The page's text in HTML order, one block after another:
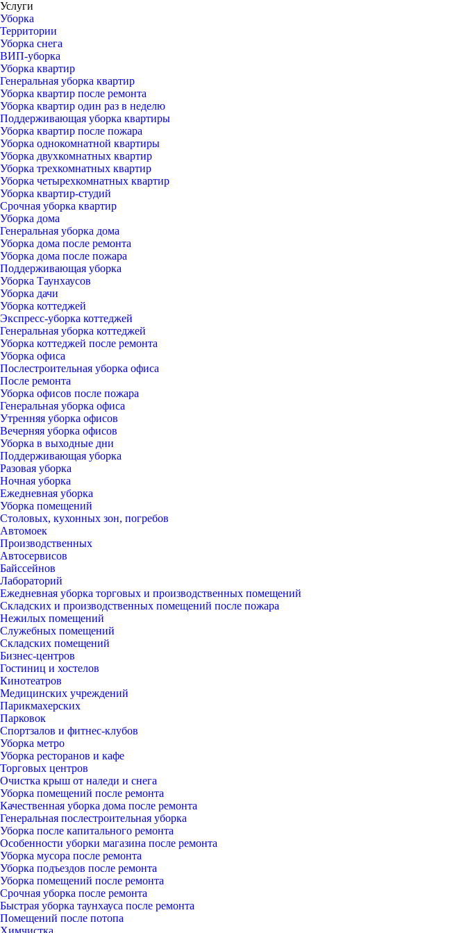
Услуги
Уборка
Территории
Уборка снега
ВИП-уборка
Уборка квартир
Генеральная уборка квартир
Уборка квартир после ремонта
Уборка квартир один раз в неделю
Поддерживающая уборка квартиры
Уборка квартир после пожара
Уборка однокомнатной квартиры
Уборка двухкомнатных квартир
Уборка трехкомнатных квартир
Уборка четырехкомнатных квартир
Уборка квартир-студий
Срочная уборка квартир
Уборка дома
Генеральная уборка дома
Уборка дома после ремонта
Уборка дома после пожара
Поддерживающая уборка
Уборка Таунхаусов
Уборка дачи
Уборка коттеджей
Экспресс-уборка коттеджей
Генеральная уборка коттеджей
Уборка коттеджей после ремонта
Уборка офиса
Послестроительная уборка офиса
После ремонта
Уборка офисов после пожара
Генеральная уборка офиса
Утренняя уборка офисов
Вечерняя уборка офисов
Уборка в выходные дни
Поддерживающая уборка
Разовая уборка
Ночная уборка
Ежедневная уборка
Уборка помещений
Столовых, кухонных зон, погребов
Автомоек
Производственных
Автосервисов
Байссейнов
Лабораторий
Ежедневная уборка торговых и производственных помещений
Складских и производственных помещений после пожара
Нежилых помещений
Служебных помещений
Складских помещений
Бизнес-центров
Гостиниц и хостелов
Кинотеатров
Медицинских учреждений
Парикмахерских
Парковок
Спортзалов и фитнес-клубов
Уборка метро
Уборка ресторанов и кафе
Торговых центров
Очистка крыш от наледи и снега
Уборка помещений после ремонта
Качественная уборка дома после ремонта
Генеральная послестроительная уборка
Уборка после капитального ремонта
Особенности уборки магазина после ремонта
Уборка мусора после ремонта
Уборка подъездов после ремонта
Уборка помещений после ремонта
Срочная уборка после ремонта
Быстрая уборка таунхауса после ремонта
Помещений после потопа
Химчистка